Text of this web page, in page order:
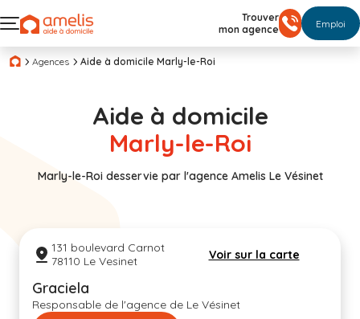
Trouver
mon agence
Emploi
Agences Aide à domicile Marly-le-Roi
Aide à domicile
Marly-le-Roi
Marly-le-Roi desservie par l'agence Amelis Le Vésinet
131 boulevard Carnot
78110 Le Vesinet
Voir sur la carte
Graciela
Responsable de l'agence de Le Vésinet